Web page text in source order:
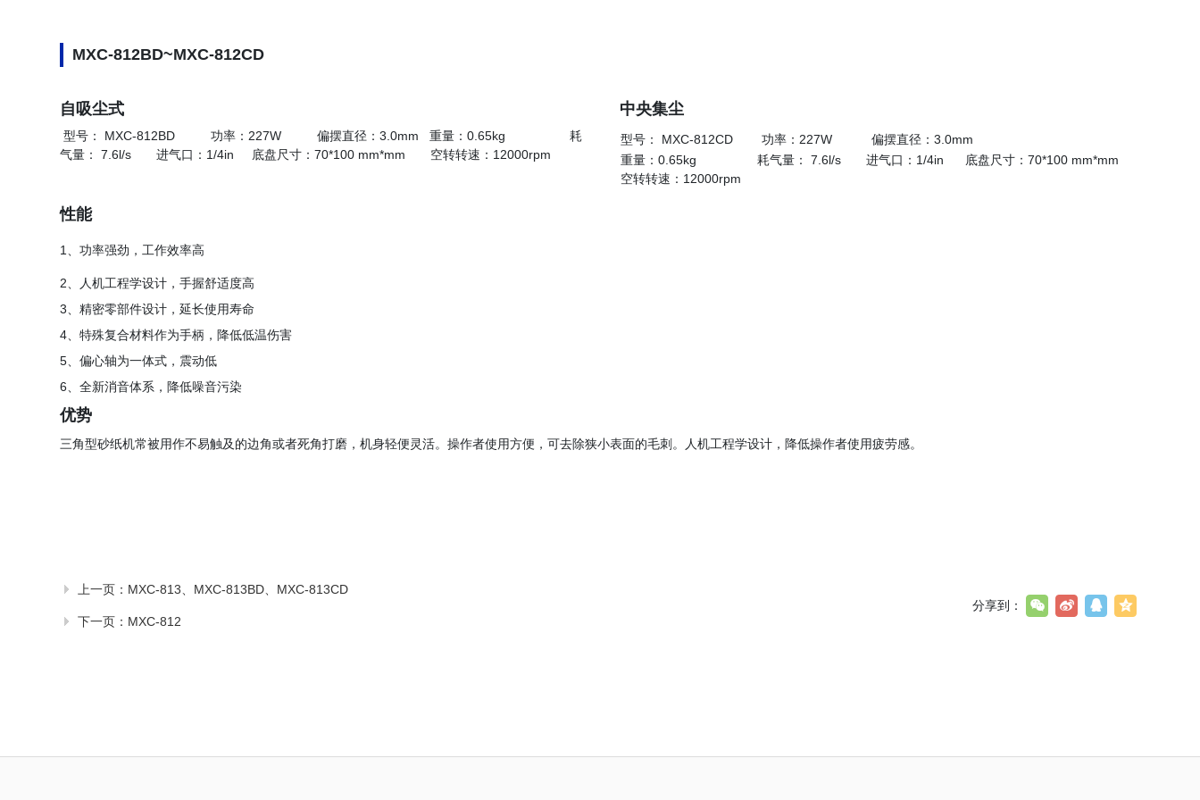
MXC-812BD~MXC-812CD
自 吸尘式
型号： MXC-812BD 功率：227W 偏摆直径：3.0mm 重量：0.65kg 耗
气量： 7.6l/s 进气口：1/4in
底盘尺寸：70*100 mm*mm 空转转速：12000rpm
中央集尘
型号： MXC-812CD 功率：227W 偏摆直径：3.0mm
重量：0.65kg 耗气量： 7.6l/s 进气口：1/4in
底盘尺寸：70*100 mm*mm
空转转速：12000rpm
性能
1、功率强劲，工作效率高
2、人机工程学设计，手握舒适度高
3、精密零部件设计，延长使用寿命
4、特殊复合材料作为手柄，降低低温伤害
5、偏心轴为一体式，震动低
6、全新消音体系，降低噪音污染
优势
三角型砂纸机常被用作不易触及的边角或者死角打磨，机身轻便灵活。操作者使用方便，可去除狭小表面的毛刺。人机工程学设计，降低操作者使用疲劳感。
上一页： MXC-813、MXC-813BD、MXC-813CD
下一页： MXC-812
分享到：